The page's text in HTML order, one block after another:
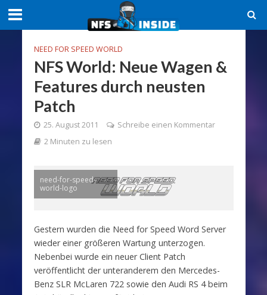
NEED FOR SPEED WORLD
NFS World: Neue Wagen &
Features durch neusten
Patch
25. August 2011
Schreibe einen Kommentar
2 Minuten zu lesen
need-for-speed-
world-logo
Gestern wurden die Need for Speed Word Server
wieder einer größeren Wartung unterzogen.
Nebenbei wurde ein neuer Client Patch
veröffentlicht der unteranderem den Mercedes-
Benz SLR McLaren 722 sowie den Audi RS 4 beim